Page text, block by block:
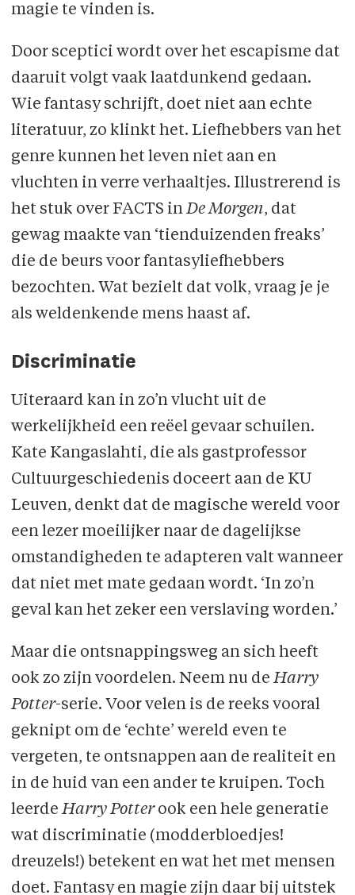
magie te vinden is.
Door sceptici wordt over het escapisme dat
daaruit volgt vaak laatdunkend gedaan.
Wie fantasy schrijft, doet niet aan echte
literatuur, zo klinkt het. Liefhebbers van het
genre kunnen het leven niet aan en
vluchten in verre verhaaltjes. Illustrerend is
het stuk over FACTS inDe Morgen, dat
gewag maakte van ‘tienduizenden freaks’
die de beurs voor fantasyliefhebbers
bezochten. Wat bezielt dat volk, vraag je je
als weldenkende mens haast af.
Discriminatie
Uiteraard kan in zo’n vlucht uit de
werkelijkheid een reëel gevaar schuilen.
Kate Kangaslahti, die als gastprofessor
Cultuurgeschiedenis doceert aan de KU
Leuven, denkt dat de magische wereld voor
een lezer moeilijker naar de dagelijkse
omstandigheden te adapteren valt wanneer
dat niet met mate gedaan wordt. ‘In zo’n
geval kan het zeker een verslaving worden.’
Maar die ontsnappingsweg an sich heeft
ook zo zijn voordelen. Neem nu deHarry
Potter-serie. Voor velen is de reeks vooral
geknipt om de ‘echte’ wereld even te
vergeten, te ontsnappen aan de realiteit en
in de huid van een ander te kruipen. Toch
leerdeHarry Potterook een hele generatie
wat discriminatie (modderbloedjes!
dreuzels!) betekent en wat het met mensen
doet. Fantasy en magie zijn daar bij uitstek